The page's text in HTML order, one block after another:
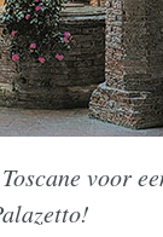
voor